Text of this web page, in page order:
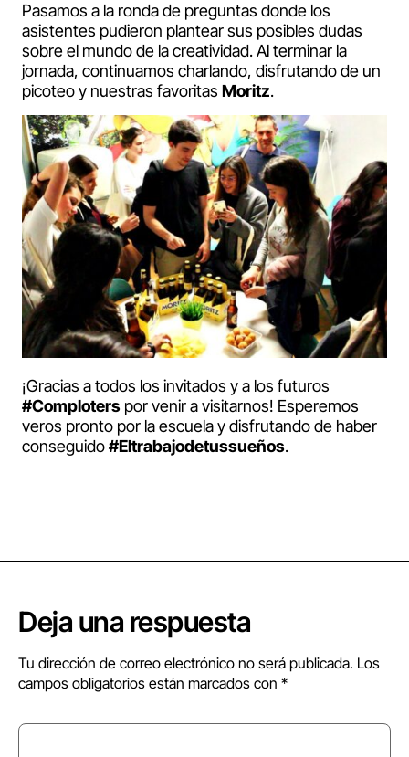
Pasamos a la ronda de preguntas donde los
asistentes pudieron plantear sus posibles dudas
sobre el mundo de la creatividad. Al terminar la
jornada, continuamos charlando, disfrutando de un
picoteo y nuestras favoritas Moritz.
¡Gracias a todos los invitados y a los futuros
#Comploters por venir a visitarnos! Esperemos
veros pronto por la escuela y disfrutando de haber
conseguido#Eltrabajodetussueños.
Deja una respuesta
Tu dirección de correo electrónico no será publicada. Los
campos obligatorios están marcados con *